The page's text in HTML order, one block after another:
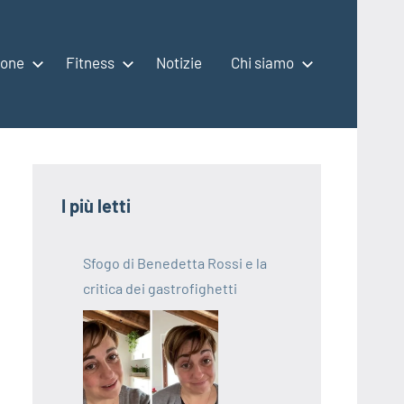
Fitness Notizie Chi siamo
I più letti
Sfogo di Benedetta Rossi e la
critica dei gastrofighetti